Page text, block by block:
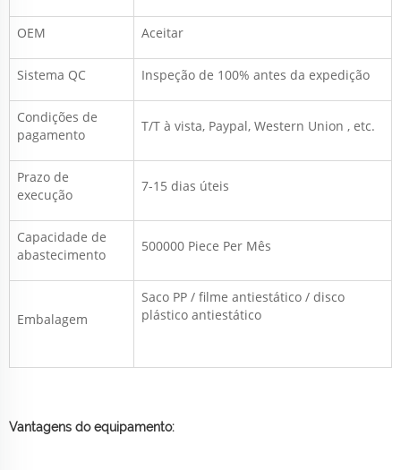
OEM Aceitar
Sistema QC Inspeção de 100% antes da expedição
Condições de
pagamento
T/T à vista, Paypal, Western Union , etc.
Prazo de
execução
7-15 dias úteis
Capacidade de
abastecimento
500000 Piece Per Mês
Embalagem
Saco PP / filme antiestático / disco
plástico antiestático
Vantagens do equipamento: